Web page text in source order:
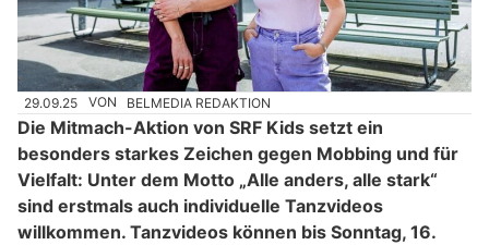
29.09.25 VON BELMEDIA REDAKTION
Die Mitmach-Aktion von SRF Kids setzt ein
besonders starkes Zeichen gegen Mobbing und für
Vielfalt: Unter dem Motto „Alle anders, alle stark“
sind erstmals auch individuelle Tanzvideos
willkommen. Tanzvideos können bis Sonntag, 16.